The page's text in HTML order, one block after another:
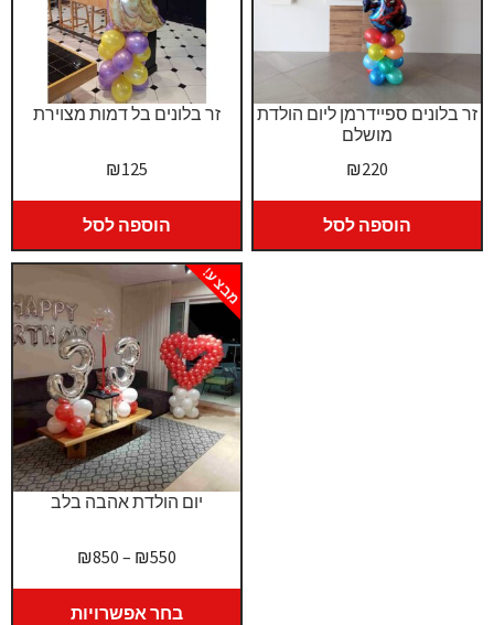
זר בלונים בל דמות מצוירת
₪125
הוספה לסל
זר בלונים ספיידרמן ליום הולדת
מושלם
₪220
הוספה לסל
יום הולדת אהבה בלב
מבצע!
₪550
–
₪850
בחר אפשרויות